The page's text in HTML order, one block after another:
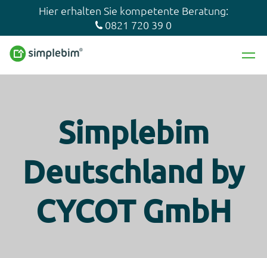
Hier erhalten Sie kompetente Beratung:
0821 720 39 0
Simplebim
Deutschland by
CYCOT GmbH